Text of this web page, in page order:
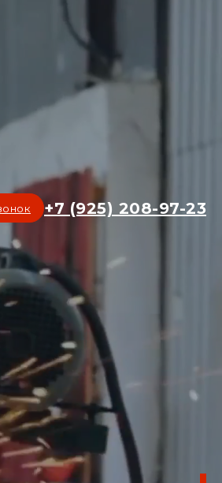
+7 (925) 208-97-23